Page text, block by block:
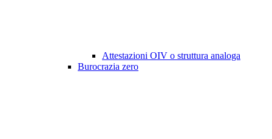
Attestazioni OIV o struttura analoga
Burocrazia zero